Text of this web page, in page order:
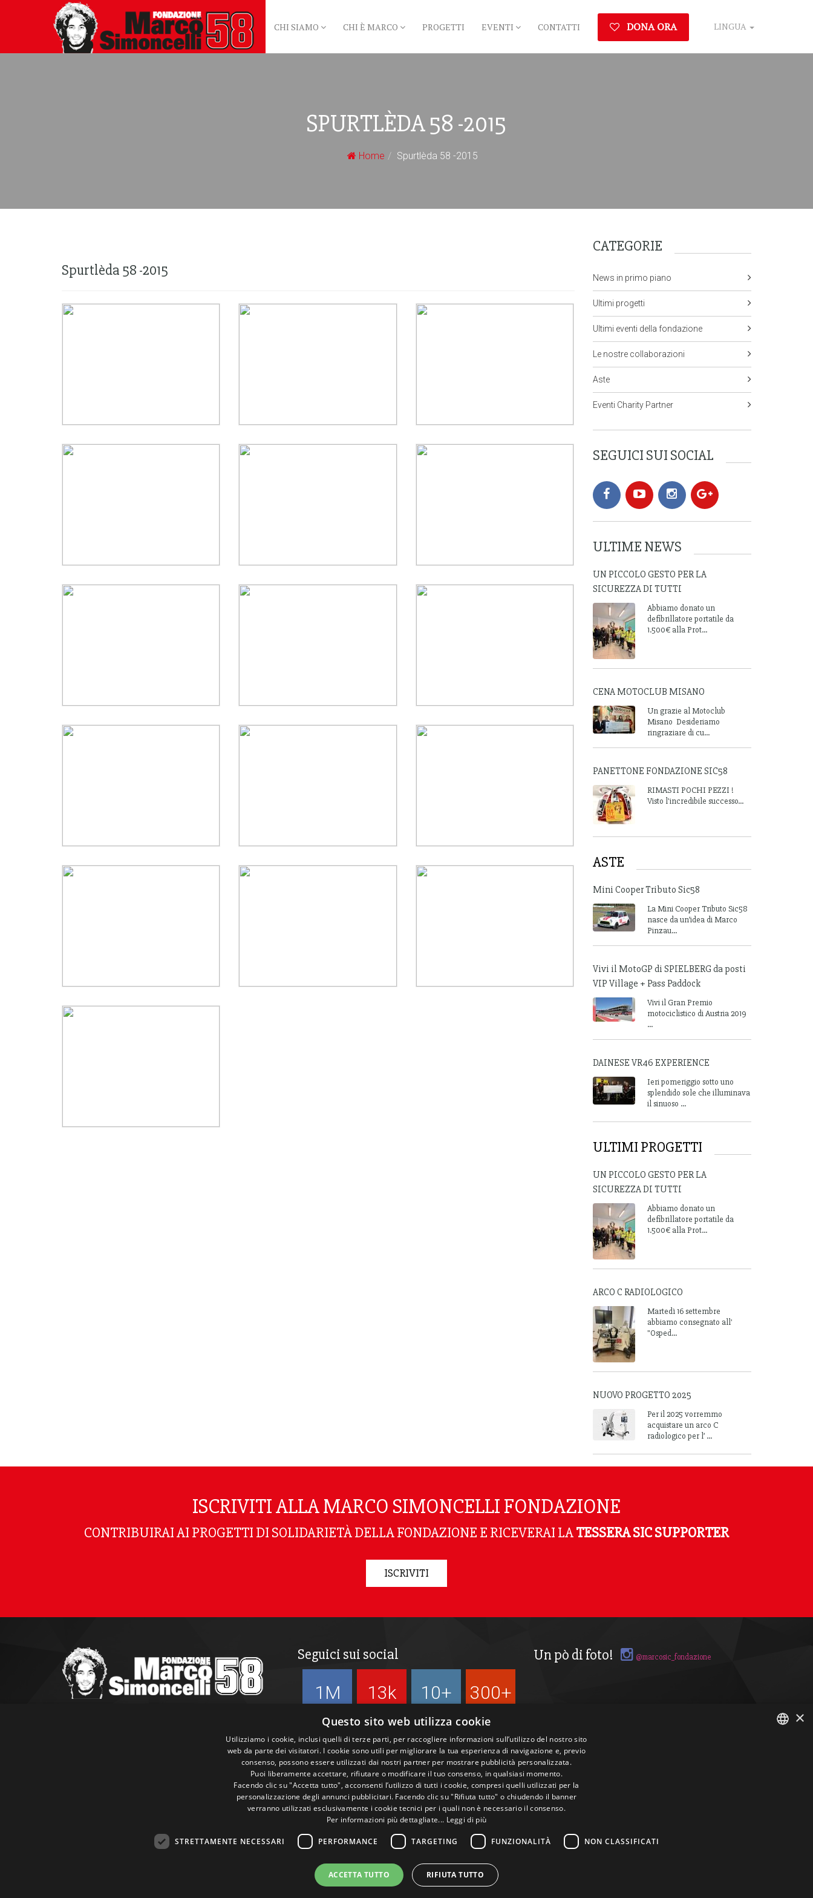
CHI SIAMO CHI È MARCO PROGETTI EVENTI CONTATTI DONA ORA LINGUA
SPURTLÈDA 58 -2015
Home Spurtlèda 58 -2015
Spurtlèda 58 -2015
CATEGORIE
News in primo piano
Ultimi progetti
Ultimi eventi della fondazione
Le nostre collaborazioni
Aste
Eventi Charity Partner
SEGUICI SUI SOCIAL
ULTIME NEWS
UN PICCOLO GESTO PER LA
SICUREZZA DI TUTTI
Abbiamo donato un
defibrillatore portatile da
1.500€ alla Prot...
CENA MOTOCLUB MISANO
Un grazie al Motoclub
Misano Desideriamo
ringraziare di cu...
PANETTONE FONDAZIONE SIC58
RIMASTI POCHI PEZZI !
Visto l'incredibile successo...
ASTE
Mini Cooper Tributo Sic58
La Mini Cooper Tributo Sic58
nasce da un’idea di Marco
Pinzau...
Vivi il MotoGP di SPIELBERG da posti
VIP Village + Pass Paddock
Vivi il Gran Premio
motociclistico di Austria 2019
...
DAINESE VR46 EXPERIENCE
Ieri pomeriggio sotto uno
splendido sole che illuminava
il sinuoso ...
ULTIMI PROGETTI
UN PICCOLO GESTO PER LA
SICUREZZA DI TUTTI
Abbiamo donato un
defibrillatore portatile da
1.500€ alla Prot...
ARCO C RADIOLOGICO
Martedì 16 settembre
abbiamo consegnato all'
"Osped...
NUOVO PROGETTO 2025
Per il 2025 vorremmo
acquistare un arco C
radiologico per l’ ...
ISCRIVITI ALLA MARCO SIMONCELLI FONDAZIONE
CONTRIBUIRAI AI PROGETTI DI SOLIDARIETÀ DELLA FONDAZIONE E RICEVERAI LATESSERA SIC SUPPORTER
ISCRIVITI
info@marcosimoncellifondazione.it
Seguici sui social
1M 13k 10+ 300+
Un pò di foto! @marcosic_fondazione
×
Questo sito web utilizza cookie
Utilizziamo i cookie, inclusi quelli di terze parti, per raccogliere informazioni sull’utilizzo del nostro sito
web da parte dei visitatori. I cookie sono utili per migliorare la tua esperienza di navigazione e, previo
consenso, possono essere utilizzati dai nostri partner per mostrare pubblicità personalizzata.
Puoi liberamente accettare, rifiutare o modificare il tuo consenso, in qualsiasi momento.
Facendo clic su "Accetta tutto", acconsenti l’utilizzo di tutti i cookie, compresi quelli utilizzati per la
personalizzazione degli annunci pubblicitari. Facendo clic su "Rifiuta tutto" o chiudendo il banner
verranno utilizzati esclusivamente i cookie tecnici per i quali non è necessario il consenso.
Per informazioni più dettagliate... Leggi di più
STRETTAMENTE NECESSARI PERFORMANCE TARGETING FUNZIONALITÀ NON CLASSIFICATI
ACCETTA TUTTO RIFIUTA TUTTO